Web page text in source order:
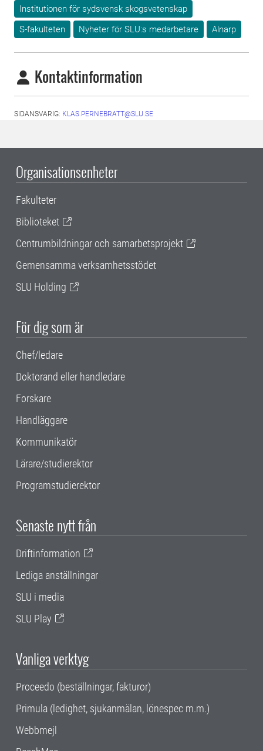
Institutionen för sydsvensk skogsvetenskap
S-fakulteten
Nyheter för SLU:s medarbetare Alnarp
Kontaktinformation
SIDANSVARIG: KLAS.PERNEBRATT@SLU.SE
Organisationsenheter
Fakulteter
Biblioteket
Centrumbildningar och samarbetsprojekt
Gemensamma verksamhetsstödet
SLU Holding
För dig som är
Chef/ledare
Doktorand eller handledare
Forskare
Handläggare
Kommunikatör
Lärare/studierektor
Programstudierektor
Senaste nytt från
Driftinformation
Lediga anställningar
SLU i media
SLU Play
Vanliga verktyg
Proceedo (beställningar, fakturor)
Primula (ledighet, sjukanmälan, lönespec m.m.)
Webbmejl